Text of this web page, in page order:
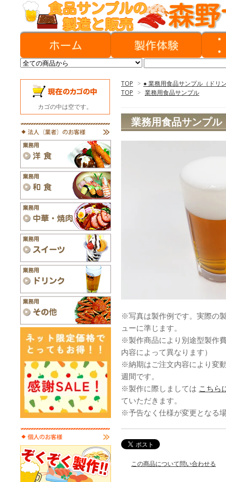
TOP > ● 業務用食品サンプル（ドリ
TOP > 業務用食品サンプル
業務用食品サンプ
※写真は製作例です。実際の
ューに準じます。
※製作商品により別途型製作
内容によって異なります）
※納期はご注文内容により変
週間です。
※製作に際しましては こちら
ていただきます。
※予告なく仕様が変更となる
この商品について問い合わせる
カゴの中は空です。